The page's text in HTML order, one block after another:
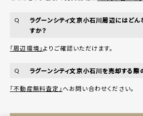
Q
ラグーンシティ文京小石川周辺にはど
すか？
「周辺環境」よりご確認いただけます。
Q ラグーンシティ文京小石川を売却する際
「不動産無料査定」へお問い合わせください。